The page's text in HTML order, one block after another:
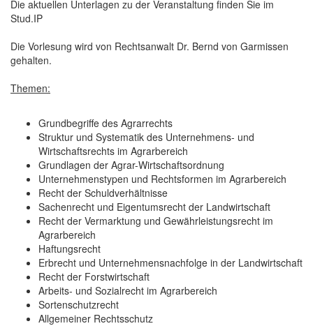
Die aktuellen Unterlagen zu der Veranstaltung finden Sie im
Stud.IP
Die Vorlesung wird von Rechtsanwalt Dr. Bernd von Garmissen
gehalten.
Themen:
Grundbegriffe des Agrarrechts
Struktur und Systematik des Unternehmens- und
Wirtschaftsrechts im Agrarbereich
Grundlagen der Agrar-Wirtschaftsordnung
Unternehmenstypen und Rechtsformen im Agrarbereich
Recht der Schuldverhältnisse
Sachenrecht und Eigentumsrecht der Landwirtschaft
Recht der Vermarktung und Gewährleistungsrecht im
Agrarbereich
Haftungsrecht
Erbrecht und Unternehmensnachfolge in der Landwirtschaft
Recht der Forstwirtschaft
Arbeits- und Sozialrecht im Agrarbereich
Sortenschutzrecht
Allgemeiner Rechtsschutz